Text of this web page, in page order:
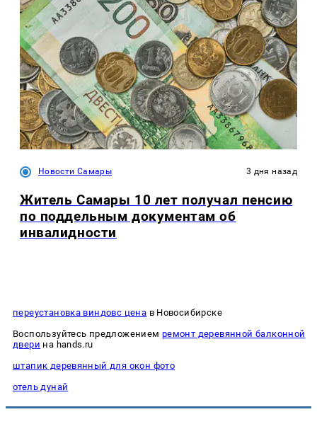
Новости Самары 3 дня назад
Житель Самары 10 лет получал пенсию
по поддельным документам об
инвалидности
переустановка виндовс цена в Новосибирске
Воспользуйтесь предложением ремонт деревянной балконной
двери на hands.ru
штапик деревянный для окон фото
отель дунай